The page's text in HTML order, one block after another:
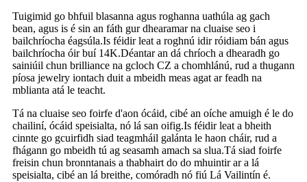
Tuigimid go bhfuil blasanna agus roghanna uathúla ag gach
bean, agus is é sin an fáth gur dhearamar na cluaise seo i
bailchríocha éagsúla.Is féidir leat a roghnú idir róidiam bán agus
bailchríocha óir buí 14K.Déantar an dá chríoch a dhearadh go
sainiúil chun brilliance na gcloch CZ a chomhlánú, rud a thugann
píosa jewelry iontach duit a mbeidh meas agat ar feadh na
mblianta atá le teacht.
Tá na cluaise seo foirfe d'aon ócáid, cibé an oíche amuigh é le do
chailiní, ócáid ​​​​speisialta, nó lá san oifig.Is féidir leat a bheith
cinnte go gcuirfidh siad teagmháil galánta le haon cháir, rud a
fhágann go mbeidh tú ag seasamh amach sa slua.Tá siad foirfe
freisin chun bronntanais a thabhairt do do mhuintir ar a lá
speisialta, cibé an lá breithe, comóradh nó fiú Lá Vailintín é.